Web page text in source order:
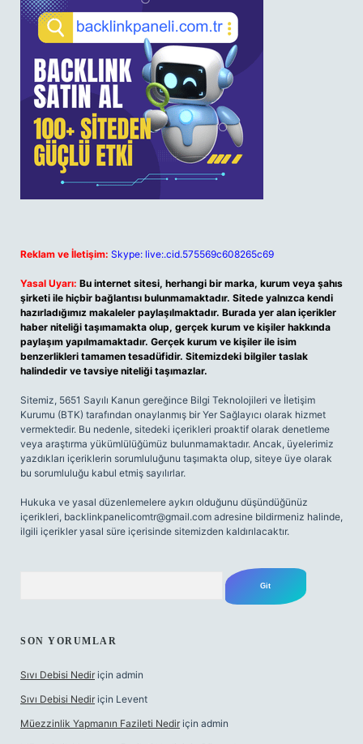
Reklam ve İletişim: Skype: live:.cid.575569c608265c69
Yasal Uyarı: Bu internet sitesi, herhangi bir marka, kurum veya şahıs
şirketi ile hiçbir bağlantısı bulunmamaktadır. Sitede yalnızca kendi
hazırladığımız makaleler paylaşılmaktadır. Burada yer alan içerikler
haber niteliği taşımamakta olup, gerçek kurum ve kişiler hakkında
paylaşım yapılmamaktadır. Gerçek kurum ve kişiler ile isim
benzerlikleri tamamen tesadüfidir. Sitemizdeki bilgiler taslak
halindedir ve tavsiye niteliği taşımazlar.
Sitemiz, 5651 Sayılı Kanun gereğince Bilgi Teknolojileri ve İletişim
Kurumu (BTK) tarafından onaylanmış bir Yer Sağlayıcı olarak hizmet
vermektedir. Bu nedenle, sitedeki içerikleri proaktif olarak denetleme
veya araştırma yükümlülüğümüz bulunmamaktadır. Ancak, üyelerimiz
yazdıkları içeriklerin sorumluluğunu taşımakta olup, siteye üye olarak
bu sorumluluğu kabul etmiş sayılırlar.
Hukuka ve yasal düzenlemelere aykırı olduğunu düşündüğünüz
içerikleri, backlinkpanelicomtr@gmail.com adresine bildirmeniz halinde,
ilgili içerikler yasal süre içerisinde sitemizden kaldırılacaktır.
SON YORUMLAR
Sıvı Debisi Nedir için admin
Sıvı Debisi Nedir için Levent
Müezzinlik Yapmanın Fazileti Nedir için admin